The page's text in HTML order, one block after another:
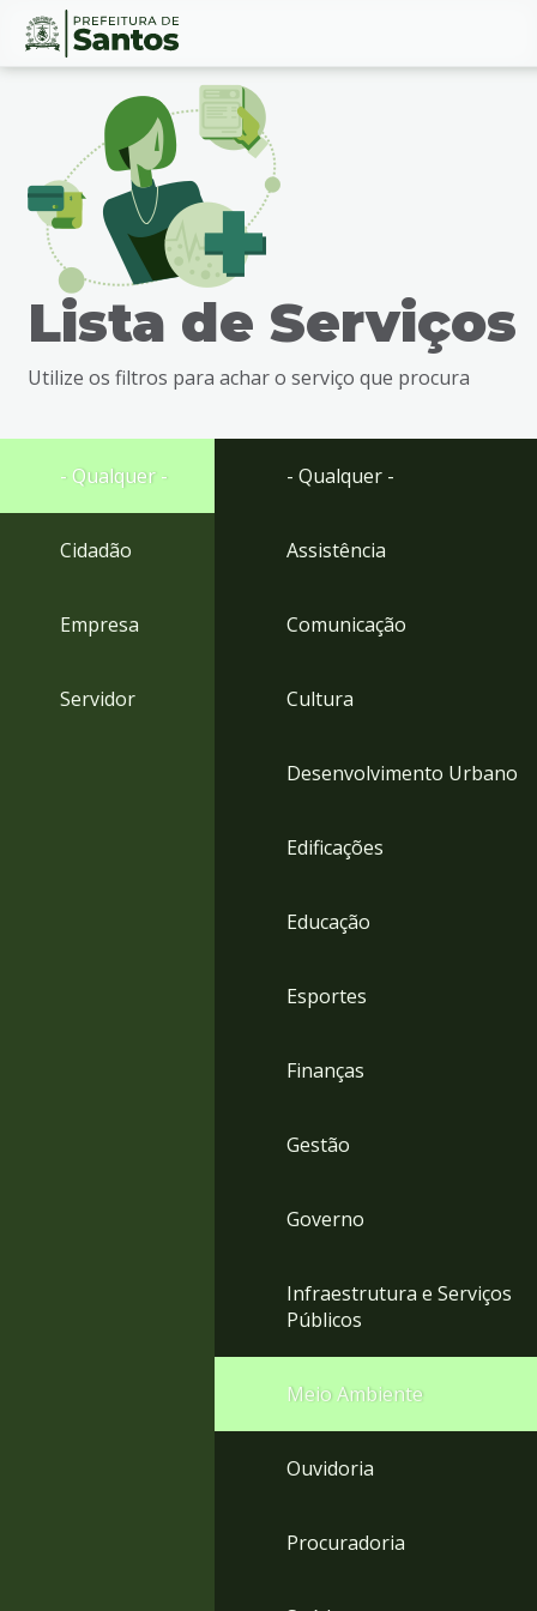
Ir
busca
Ir
rodapé
Conteúdo
Lista de Serviços
Utilize os filtros para achar o serviço que procura
- Qualquer -
Cidadão
Empresa
Servidor
- Qualquer -
Assistência
Comunicação
Cultura
Desenvolvimento Urbano
Edificações
Educação
Esportes
Finanças
Gestão
Governo
Infraestrutura e Serviços
Públicos
Meio Ambiente
Ouvidoria
Procuradoria